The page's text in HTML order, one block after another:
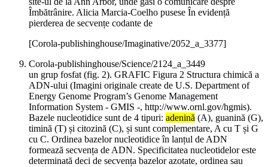
Îmbătrânire. Alicia Marcia-Coelho pusese În evidență
pierderea de secvențe codante de
[Corola-publishinghouse/Imaginative/2052_a_3377]
Corola-publishinghouse/Science/2124_a_3449
un grup fosfat (fig. 2). GRAFIC Figura 2 Structura chimică a
ADN-ului (Imagini originale create de U.S. Department of
Energy Genome Program’s Genome Management
Information System - GMIS -, http://www.ornl.gov/hgmis).
Bazele nucleotidice sunt de 4 tipuri: adenină (A), guanină (G),
timină (T) și citozină (C), și sunt complementare, A cu T și G
cu C. Ordinea bazelor nucleotidice în lanțul de ADN
formează secvența de ADN. Specificitatea nucleotidelor este
determinată deci de secvența bazelor azotate, ordinea sau